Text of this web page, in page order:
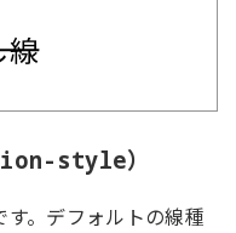
style）
。デフォルトの線種